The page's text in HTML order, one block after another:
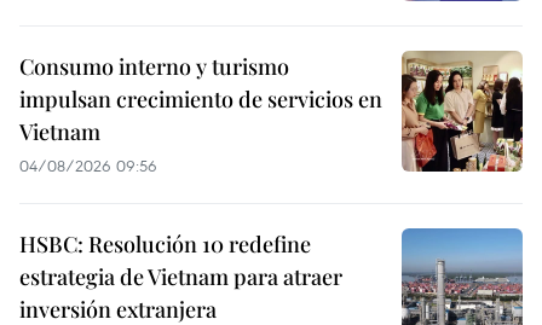
Consumo interno y turismo
impulsan crecimiento de servicios en
Vietnam
04/08/2026 09:56
HSBC: Resolución 10 redefine
estrategia de Vietnam para atraer
inversión extranjera